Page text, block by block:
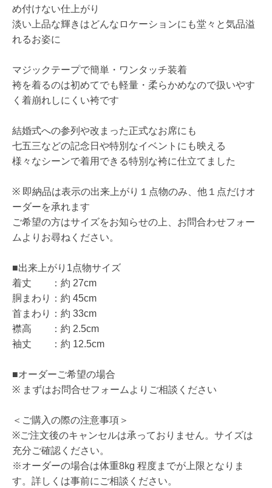
め付けない仕上がり
淡い上品な輝きはどんなロケーションにも堂々と気品溢
れるお姿に
マジックテープで簡単・ワンタッチ装着
袴を着るのは初めてでも軽量・柔らかめなので扱いやす
く着崩れしにくい袴です
結婚式への参列や改まった正式なお席にも
七五三などの記念日や特別なイベントにも映える
様々なシーンで着用できる特別な袴に仕立てました
※ 即納品は表示の出来上がり１点物のみ、他１点だけオ
ーダーを承れます
ご希望の方はサイズをお知らせの上、お問合わせフォー
ムよりお尋ねください。
■出来上がり1点物サイズ
着丈 ：約 27cm
胴まわり：約 45cm
首まわり：約 33cm
襟高 ：約 2.5cm
袖丈 ：約 12.5cm
■オーダーご希望の場合
※ まずはお問合せフォームよりご相談ください
＜ご購入の際の注意事項＞
※ご注文後のキャンセルは承っておりません。サイズは
充分ご確認ください。
※オーダーの場合は体重8kg 程度までが上限となりま
す。詳しくは事前にご相談ください。